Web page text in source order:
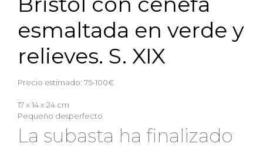
esmaltada en verde y
relieves. S. XIX
Precio estimado: 75-100€
17 x 14 x 24 cm
Pequeño desperfecto
La subasta ha finalizado